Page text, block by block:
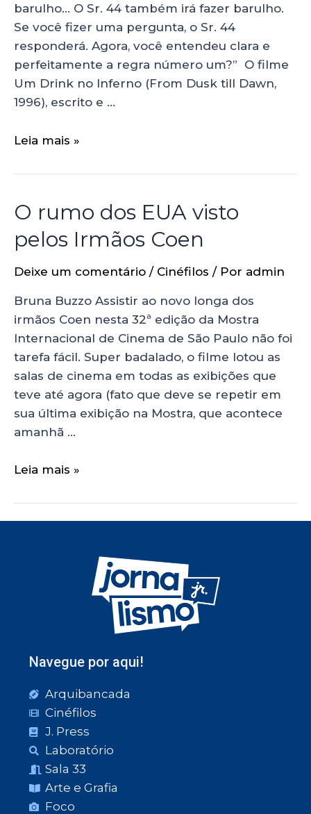
barulho… O Sr. 44 também irá fazer barulho.
Se você fizer uma pergunta, o Sr. 44
responderá. Agora, você entendeu clara e
perfeitamente a regra número um?” O filme
Um Drink no Inferno (From Dusk till Dawn,
1996), escrito e …
Leia mais »
O rumo dos EUA visto
pelos Irmãos Coen
Deixe um comentário / Cinéfilos / Por admin
Bruna Buzzo Assistir ao novo longa dos
irmãos Coen nesta 32ª edição da Mostra
Internacional de Cinema de São Paulo não foi
tarefa fácil. Super badalado, o filme lotou as
salas de cinema em todas as exibições que
teve até agora (fato que deve se repetir em
sua última exibição na Mostra, que acontece
amanhã …
Leia mais »
Navegue por aqui!
Arquibancada
Cinéfilos
J. Press
Laboratório
Sala 33
Arte e Grafia
Foco